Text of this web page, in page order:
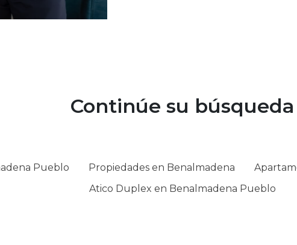
Continúe su búsqueda
Pueblo Propiedades en Benalmadena
Atico Duplex en Benalmadena Pueblo